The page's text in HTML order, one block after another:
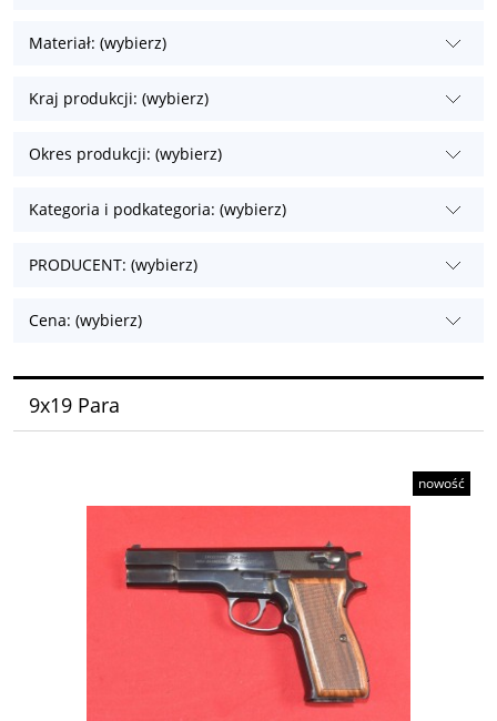
Materiał: (wybierz)
Kraj produkcji: (wybierz)
Okres produkcji: (wybierz)
Kategoria i podkategoria: (wybierz)
PRODUCENT: (wybierz)
Cena: (wybierz)
9x19 Para
nowość